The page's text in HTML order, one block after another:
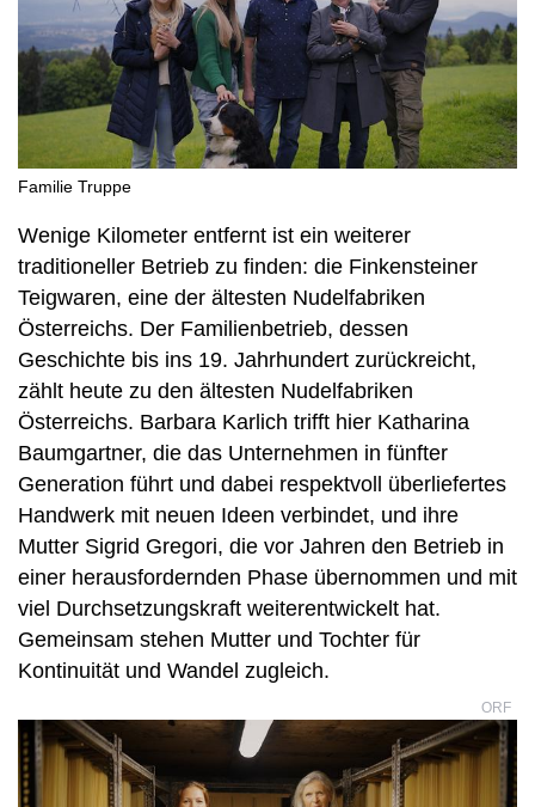
Familie Truppe
Wenige Kilometer entfernt ist ein weiterer
traditioneller Betrieb zu finden: die Finkensteiner
Teigwaren, eine der ältesten Nudelfabriken
Österreichs. Der Familienbetrieb, dessen
Geschichte bis ins 19. Jahrhundert zurückreicht,
zählt heute zu den ältesten Nudelfabriken
Österreichs. Barbara Karlich trifft hier Katharina
Baumgartner, die das Unternehmen in fünfter
Generation führt und dabei respektvoll überliefertes
Handwerk mit neuen Ideen verbindet, und ihre
Mutter Sigrid Gregori, die vor Jahren den Betrieb in
einer herausfordernden Phase übernommen und mit
viel Durchsetzungskraft weiterentwickelt hat.
Gemeinsam stehen Mutter und Tochter für
Kontinuität und Wandel zugleich.
ORF